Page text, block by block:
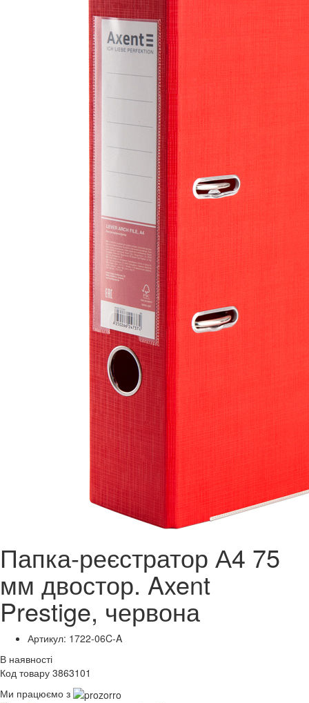
Папка-реєстратор А4 75
мм двостор. Axent
Prestige, червона
Артикул: 1722-06C-A
В наявності
Код товару 3863101
Ми працюємо з